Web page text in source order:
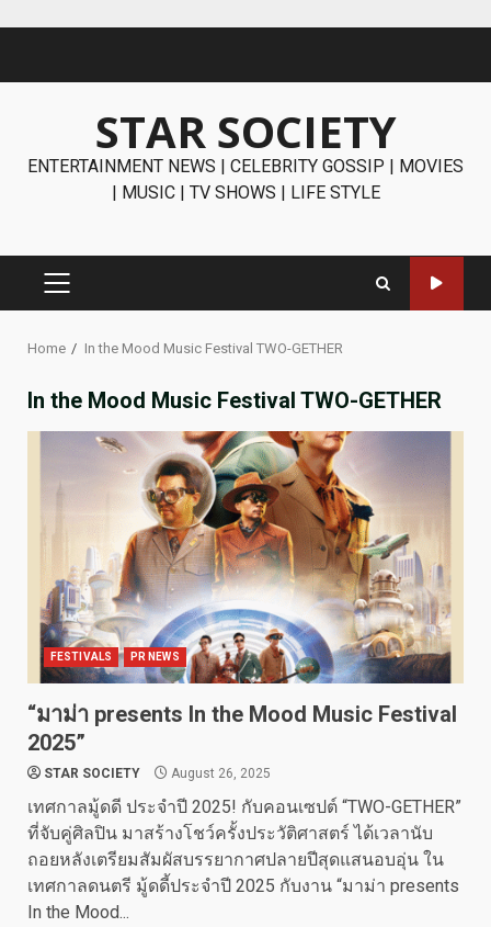
STAR SOCIETY
ENTERTAINMENT NEWS | CELEBRITY GOSSIP | MOVIES
| MUSIC | TV SHOWS | LIFE STYLE
PRIMARY
Home In the Mood Music Festival TWO-GETHER
In the Mood Music Festival TWO-GETHER
FESTIVALS PR NEWS
“มาม่า presents In the Mood Music Festival
2025”
STAR SOCIETY August 26, 2025
เทศกาลมู้ดดี ประจำปี 2025! กับคอนเซปต์ “TWO-GETHER”
ที่จับคู่ศิลปิน มาสร้างโชว์ครั้งประวัติศาสตร์ ได้เวลานับ
ถอยหลังเตรียมสัมผัสบรรยากาศปลายปีสุดแสนอบอุ่น ใน
เทศกาลดนตรี มู้ดดี้ประจำปี 2025 กับงาน “มาม่า presents
In the Mood...